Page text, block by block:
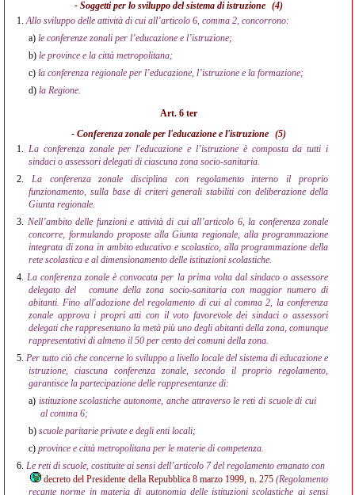
- Soggetti per lo sviluppo del sistema di istruzione (4)
1.Allo sviluppo delle attività di cui all’articolo 6, comma 2, concorrono:
a) le conferenze zonali per l’educazione e l’istruzione;
b) le province e la città metropolitana;
c) la conferenza regionale per l’educazione, l’istruzione e la formazione;
d) la Regione.
Art. 6 ter
- Conferenza zonale per l'educazione e l'istruzione (5)
1. La conferenza zonale per l'educazione e l’istruzione è composta da tutti i
sindaci o assessori delegati di ciascuna zona socio-sanitaria.
2. La conferenza zonale disciplina con regolamento interno il proprio
funzionamento, sulla base di criteri generali stabiliti con deliberazione della
Giunta regionale.
3. Nell’ambito delle funzioni e attività di cui all’articolo 6, la conferenza zonale
concorre, formulando proposte alla Giunta regionale, alla programmazione
integrata di zona in ambito educativo e scolastico, alla programmazione della
rete scolastica e al dimensionamento delle istituzioni scolastiche.
4.La conferenza zonale è convocata per la prima volta dal sindaco o assessore
delegato del
comune della zona socio-sanitaria con maggior numero di
abitanti. Fino all'adozione del regolamento di cui al comma 2, la conferenza
zonale approva i propri atti con il voto favorevole dei sindaci o assessori
delegati che rappresentano la metà più uno degli abitanti della zona, comunque
rappresentativi di almeno il 50 per cento dei comuni della zona.
5. Per tutto ciò che concerne lo sviluppo a livello locale del sistema di educazione e
istruzione, ciascuna conferenza zonale, secondo il proprio regolamento,
garantisce la partecipazione delle rappresentanze di:
a) istituzione scolastiche autonome, anche attraverso le reti di scuole di cui
al comma 6;
b) scuole paritarie private e degli enti locali;
c) province e città metropolitana per le materie di competenza.
6. Le reti di scuole, costituite ai sensi dell’articolo 7 del regolamento emanato con
decreto del Presidente della Repubblica 8 marzo 1999, n. 275 (Regolamento
recante norme in materia di autonomia delle istituzioni scolastiche ai sensi